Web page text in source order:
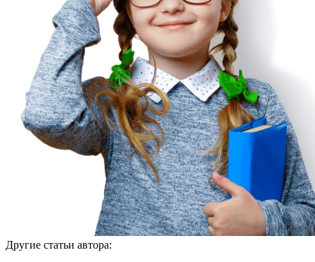
Другие статьи автора: